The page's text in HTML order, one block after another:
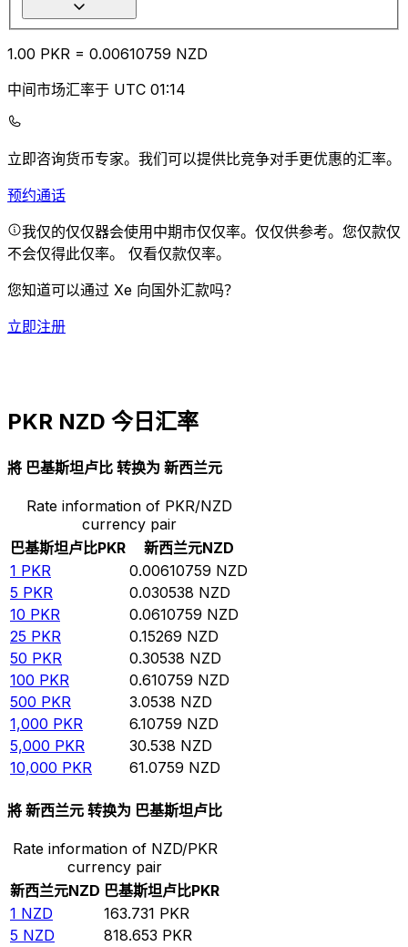
1.00 PKR = 0.00610759 NZD
中间市场汇率于 UTC 01:14
立即咨询货币专家。 我们可以提供比竞争对手更优惠的汇率。
预约通话
我仅的仅仅器会使用中期市仅仅率。仅仅供参考。您仅款仅
不会仅得此仅率。 仅看仅款仅率。
您知道可以通过 Xe 向国外汇款吗？
立即注册
PKR NZD 今日汇率
將 巴基斯坦卢比 转换为 新西兰元
Rate information of PKR/NZD
currency pair
巴基斯坦卢比PKR 新西兰元NZD
1 PKR 0.00610759 NZD
5 PKR 0.030538 NZD
10 PKR 0.0610759 NZD
25 PKR 0.15269 NZD
50 PKR 0.30538 NZD
100 PKR 0.610759 NZD
500 PKR 3.0538 NZD
1,000 PKR 6.10759 NZD
5,000 PKR 30.538 NZD
10,000 PKR 61.0759 NZD
將 新西兰元 转换为 巴基斯坦卢比
Rate information of NZD/PKR
currency pair
新西兰元NZD 巴基斯坦卢比PKR
1 NZD 163.731 PKR
5 NZD 818.653 PKR